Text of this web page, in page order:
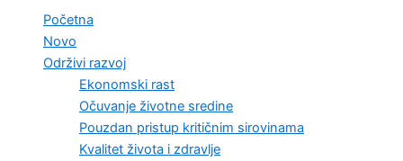
Početna
Novo
Održivi razvoj
Ekonomski rast
Očuvanje životne sredine
Pouzdan pristup kritičnim sirovinama
Kvalitet života i zdravlje